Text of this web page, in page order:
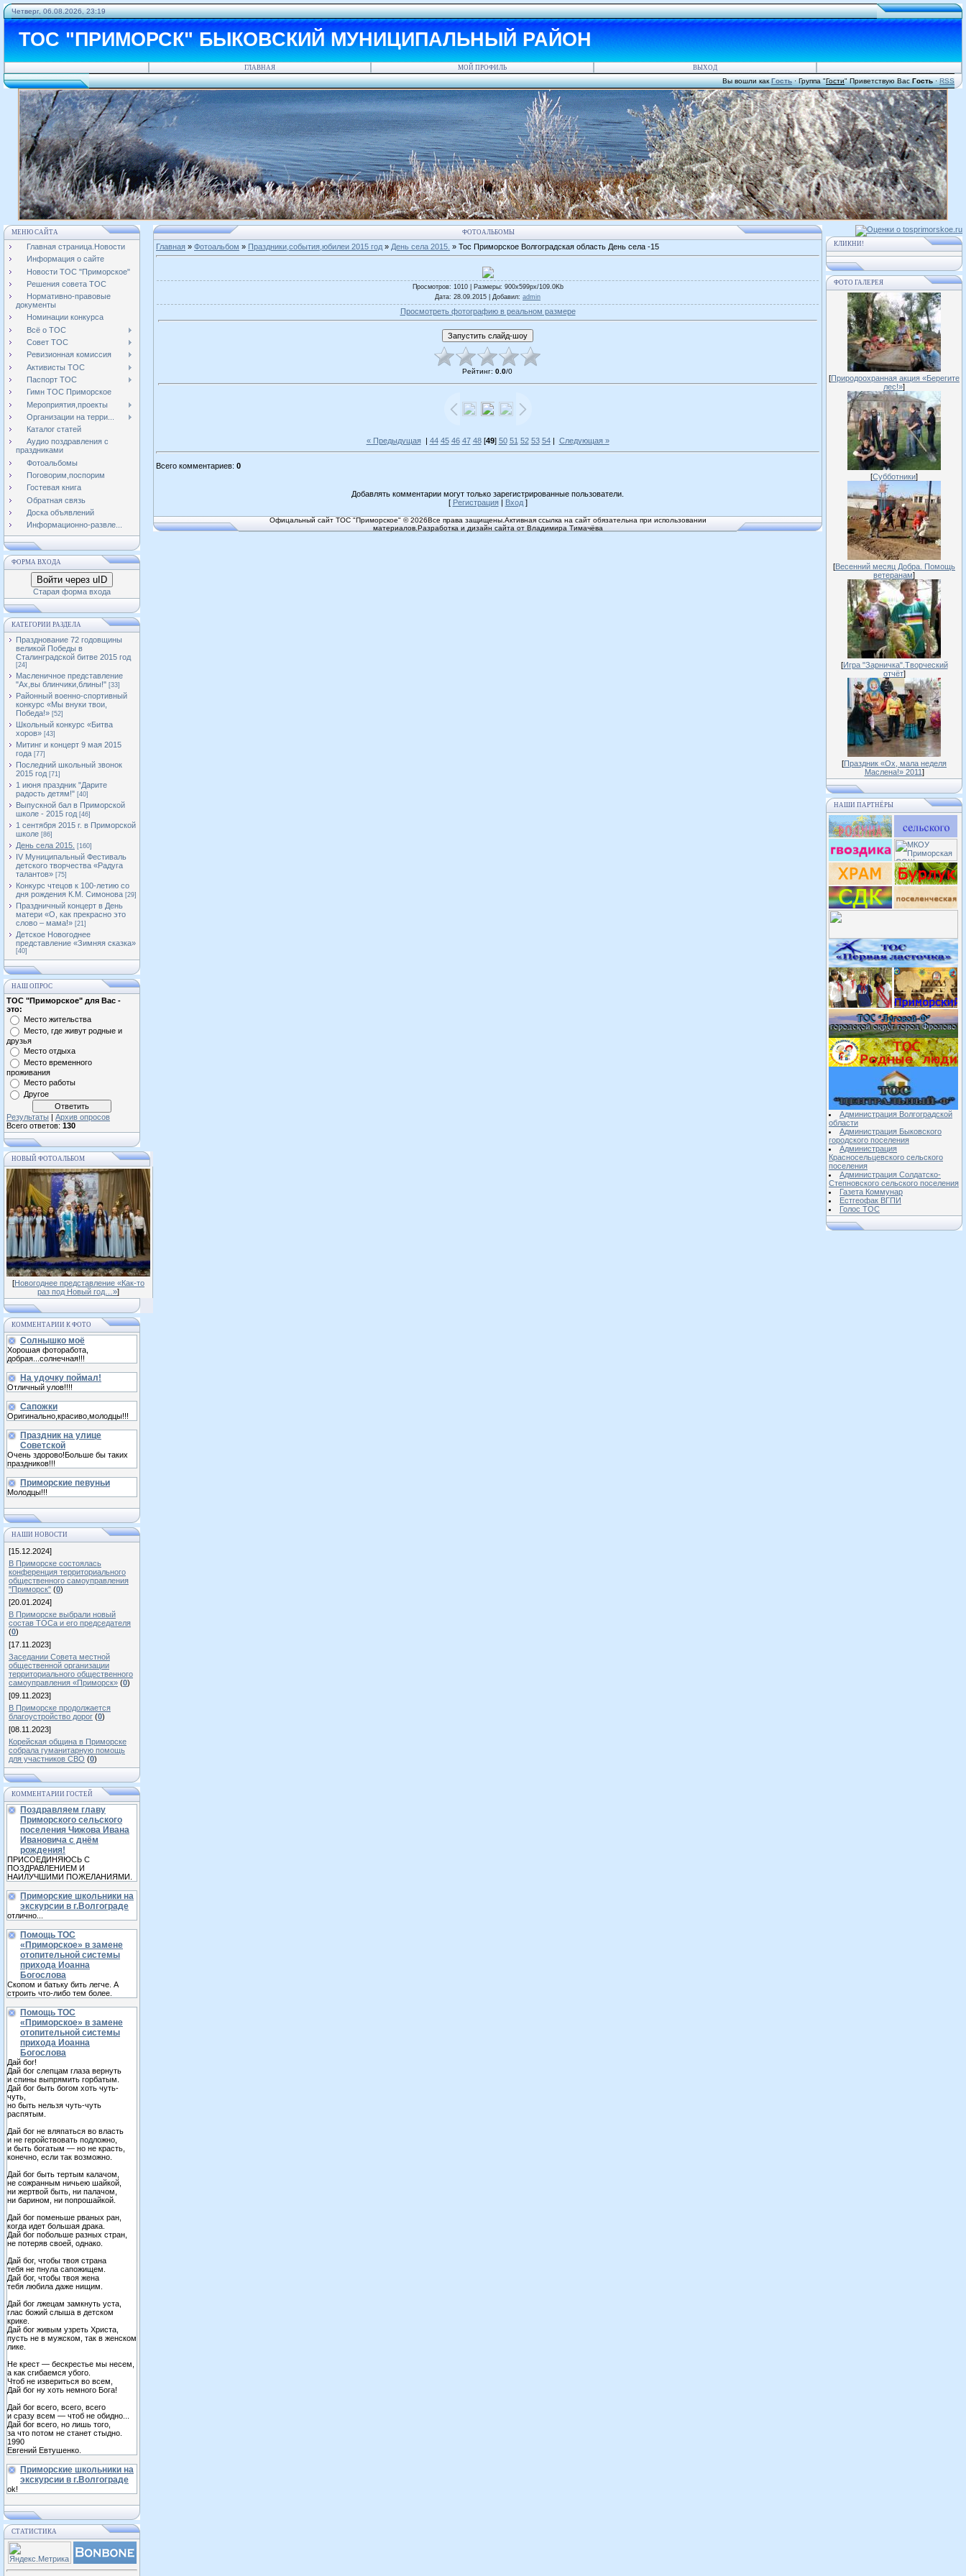
Четверг, 06.08.2026, 23:19
ТОС "ПРИМОРСК" БЫКОВСКИЙ МУНИЦИПАЛЬНЫЙ РАЙОН
ГЛАВНАЯ МОЙ ПРОФИЛЬ ВЫХОД
Вы вошли как Гость·Группа"Гости"Приветствую ВасГость·RSS
МЕНЮ САЙТА
Главная страница.Новости
Информация о сайте
Новости ТОС "Приморское"
Решения совета ТОС
Нормативно-правовые
документы
Номинации конкурса
Всё о ТОС
Совет ТОС
Ревизионная комиссия
Активисты ТОС
Паспорт ТОС
Гимн ТОС Приморское
Мероприятия,проекты
Организации на терри...
Каталог статей
Аудио поздравления с
праздниками
Фотоальбомы
Поговорим,поспорим
Гостевая книга
Обратная связь
Доска объявлений
Информационно-развле...
ФОРМА ВХОДА
Войти через uID
Старая форма входа
КАТЕГОРИИ РАЗДЕЛА
Празднование 72 годовщины
великой Победы в
Сталинградской битве 2015 год
[24]
Масленичное представление
"Ах,вы блинчики,блины!" [33]
Районный военно-спортивный
конкурс «Мы внуки твои,
Победа!» [52]
Школьный конкурс «Битва
хоров» [43]
Митинг и концерт 9 мая 2015
года [77]
Последний школьный звонок
2015 год [71]
1 июня праздник "Дарите
радость детям!" [40]
Выпускной бал в Приморской
школе - 2015 год [46]
1 сентября 2015 г. в Приморской
школе [86]
День села 2015. [160]
IV Муниципальный Фестиваль
детского творчества «Радуга
талантов» [75]
Конкурс чтецов к 100-летию со
дня рождения К.М. Симонова [29]
Праздничный концерт в День
матери «О, как прекрасно это
слово – мама!» [21]
Детское Новогоднее
представление «Зимняя сказка»
[40]
НАШ ОПРОС
ТОС "Приморское" для Вас -
это:
Место жительства
Место, где живут родные и
друзья
Место отдыха
Место временного
проживания
Место работы
Другое
Результаты | Архив опросов
Всего ответов: 130
НОВЫЙ ФОТОАЛЬБОМ
[Новогоднее представление «Как-то
раз под Новый год…»]
КОММЕНТАРИИ К ФОТО
Солнышко моё
Хорошая фоторабота,
добрая...солнечная!!!
На удочку поймал!
Отличный улов!!!!
Сапожки
Оригинально,красиво,молодцы!!!
Праздник на улице
Советской
Очень здорово!Больше бы таких
праздников!!!
Приморские певуньи
Молодцы!!!
НАШИ НОВОСТИ
[15.12.2024]
В Приморске состоялась
конференция территориального
общественного самоуправления
"Приморск" (0)
[20.01.2024]
В Приморске выбрали новый
состав ТОСа и его председателя
(0)
[17.11.2023]
Заседании Совета местной
общественной организации
территориального общественного
самоуправления «Приморск» (0)
[09.11.2023]
В Приморске продолжается
благоустройство дорог (0)
[08.11.2023]
Корейская община в Приморске
собрала гуманитарную помощь
для участников СВО (0)
КОММЕНТАРИИ ГОСТЕЙ
Поздравляем главу
Приморского сельского
поселения Чижова Ивана
Ивановича с днём
рождения!
ПРИСОЕДИНЯЮСЬ С
ПОЗДРАВЛЕНИЕМ И
НАИЛУЧШИМИ ПОЖЕЛАНИЯМИ.
Приморские школьники на
экскурсии в г.Волгограде
отлично...
Помощь ТОС
«Приморское» в замене
отопительной системы
прихода Иоанна
Богослова
Скопом и батьку бить легче. А
строить что-либо тем более.
Помощь ТОС
«Приморское» в замене
отопительной системы
прихода Иоанна
Богослова
Дай бог!
Дай бог слепцам глаза вернуть
и спины выпрямить горбатым.
Дай бог быть богом хоть чуть-
чуть,
но быть нельзя чуть-чуть
распятым.
Дай бог не вляпаться во власть
и не геройствовать подложно,
и быть богатым — но не красть,
конечно, если так возможно.
Дай бог быть тертым калачом,
не сожранным ничьею шайкой,
ни жертвой быть, ни палачом,
ни барином, ни попрошайкой.
Дай бог поменьше рваных ран,
когда идет большая драка.
Дай бог побольше разных стран,
не потеряв своей, однако.
Дай бог, чтобы твоя страна
тебя не пнула сапожищем.
Дай бог, чтобы твоя жена
тебя любила даже нищим.
Дай бог лжецам замкнуть уста,
глас божий слыша в детском
крике.
Дай бог живым узреть Христа,
пусть не в мужском, так в женском
лике.
Не крест — бескрестье мы несем,
а как сгибаемся убого.
Чтоб не извериться во всем,
Дай бог ну хоть немного Бога!
Дай бог всего, всего, всего
и сразу всем — чтоб не обидно...
Дай бог всего, но лишь того,
за что потом не станет стыдно.
1990
Евгений Евтушенко.
Приморские школьники на
экскурсии в г.Волгограде
ok!
СТАТИСТИКА
ФОТОАЛЬБОМЫ
Главная » Фотоальбом » Праздники,события,юбилеи 2015 год » День села 2015. » Тос Приморское Волгоградская область День села -15
Просмотров: 1010 | Размеры: 900x599px/109.0Kb
Дата: 28.09.2015 | Добавил: admin
Просмотреть фотографию в реальном размере
Рейтинг: 0.0/0
« Предыдущая| 44 45 46 47 48[49] 50 51 52 53 54| Следующая »
Всего комментариев: 0
Добавлять комментарии могут только зарегистрированные пользователи.
[ Регистрация| Вход]
Офицальный сайт ТОС "Приморское" © 2026Все права защищены.Активная ссылка на сайт обязательна при использовании
материалов.Разработка и дизайн сайта от Владимира Тимачёва
КЛИКНИ!
ФОТО ГАЛЕРЕЯ
[Природоохранная акция «Берегите
лес!»]
[Субботники]
[Весенний месяц Добра. Помощь
ветеранам]
[Игра "Зарничка".Творческий
отчёт]
[Праздник «Ох, мала неделя
Маслена!» 2011]
НАШИ ПАРТНЁРЫ
Администрация Волгоградской
области
Администрация Быковского
городского поселения
Администрация
Красносельцевского сельского
поселения
Администрация Солдатско-
Степновского сельского поселения
Газета Коммунар
Естгеофак ВГПИ
Голос ТОС